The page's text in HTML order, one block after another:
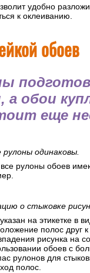
удобно
к оклеиванию.
обоев
а обои
еще
одинаковы.
все рулоны обоев
о стыковке
на этикетке в
полос друг к
рисунка на
обоев с
рулонов для
полос.